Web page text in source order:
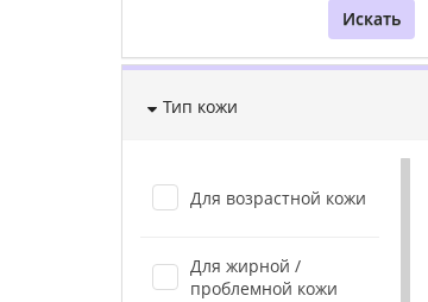
Искать
Тип кожи
Для возрастной кожи
Для жирной /
проблемной кожи